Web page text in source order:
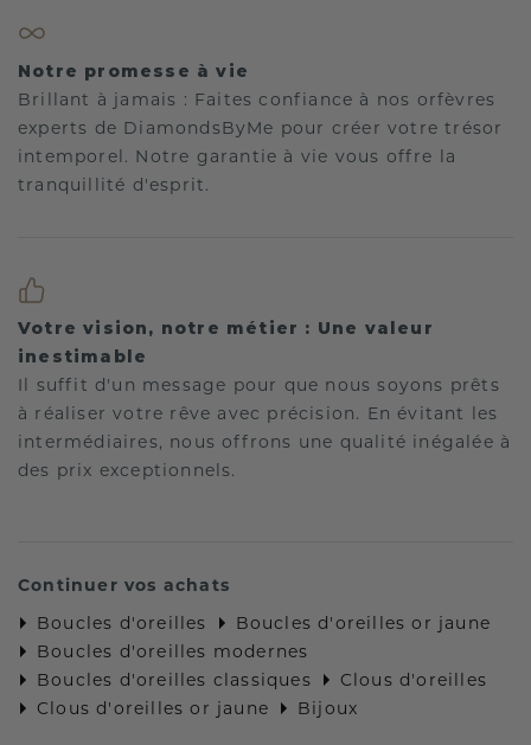
Notre promesse à vie
Brillant à jamais : Faites confiance à nos orfèvres
experts de DiamondsByMe pour créer votre trésor
intemporel. Notre garantie à vie vous offre la
tranquillité d'esprit.
Votre vision, notre métier : Une valeur
inestimable
Il suffit d'un message pour que nous soyons prêts
à réaliser votre rêve avec précision. En évitant les
intermédiaires, nous offrons une qualité inégalée à
des prix exceptionnels.
Continuer vos achats
Boucles d'oreilles
Boucles d'oreilles or jaune
Boucles d'oreilles modernes
Boucles d'oreilles classiques
Clous d'oreilles
Clous d'oreilles or jaune
Bijoux